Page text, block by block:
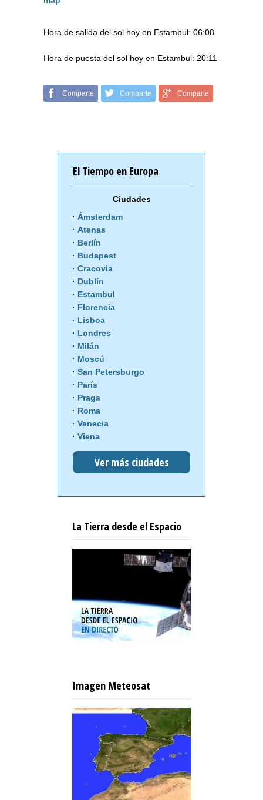
Hora de salida del sol hoy en Estambul: 06:08
Hora de puesta del sol hoy en Estambul: 20:11
Comparte Comparte Comparte
El Tiempo en Europa
Ciudades
Ámsterdam
Atenas
Berlín
Budapest
Cracovia
Dublín
Estambul
Florencia
Lisboa
Londres
Milán
Moscú
San Petersburgo
París
Praga
Roma
Venecia
Viena
Ver más ciudades
La Tierra desde el Espacio
Imagen Meteosat